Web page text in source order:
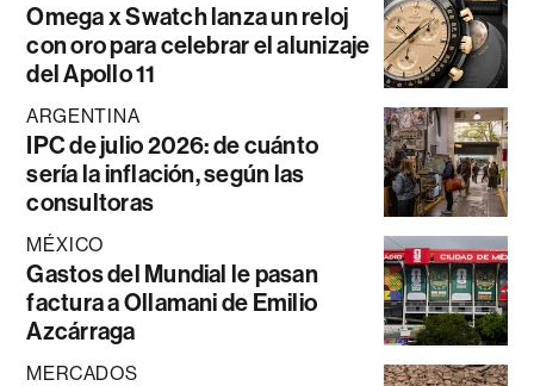
Omega x Swatch lanza un reloj
con oro para celebrar el alunizaje
del Apollo 11
ARGENTINA
IPC de julio 2026: de cuánto
sería la inflación, según las
consultoras
MÉXICO
Gastos del Mundial le pasan
factura a Ollamani de Emilio
Azcárraga
MERCADOS